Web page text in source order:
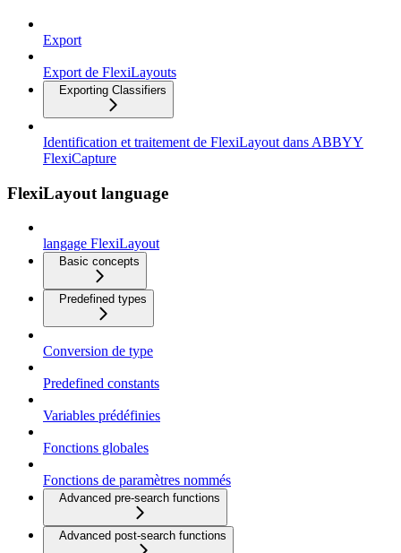
Export
Export de FlexiLayouts
Exporting Classifiers
Identification et traitement de FlexiLayout dans ABBYY
FlexiCapture
FlexiLayout language
langage FlexiLayout
Basic concepts
Predefined types
Conversion de type
Predefined constants
Variables prédéfinies
Fonctions globales
Fonctions de paramètres nommés
Advanced pre-search functions
Advanced post-search functions